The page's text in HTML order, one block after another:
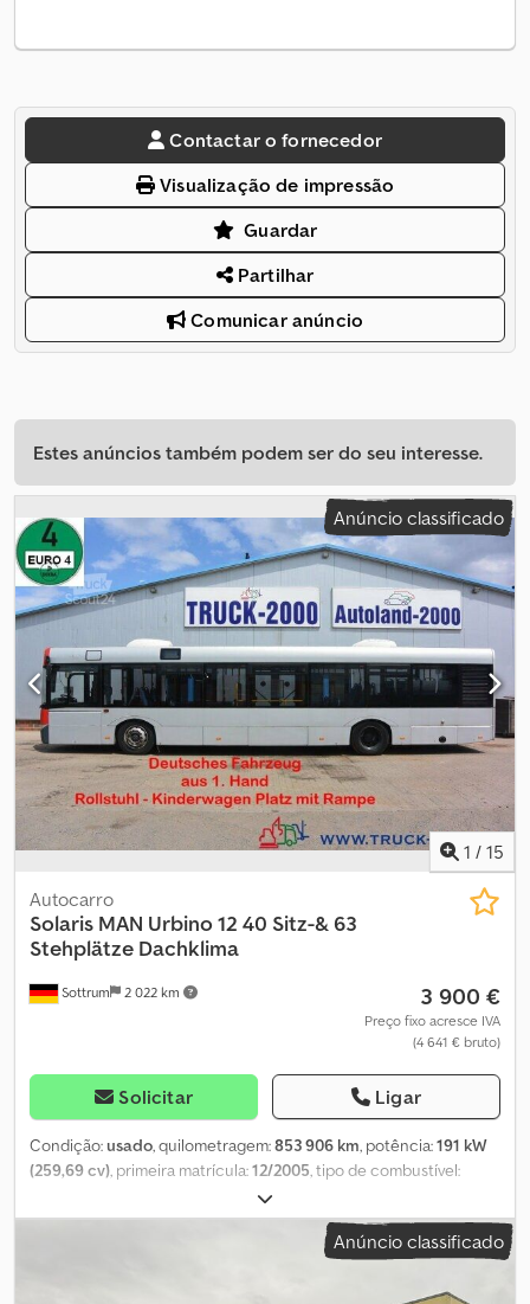
Contactar o fornecedor
Visualização de impressão
Guardar
Partilhar
Comunicar anúncio
Estes anúncios também podem ser do seu interesse.
Anúncio classificado
1 / 15
Sottrum 2 022 km
Autocarro
Solaris MAN Urbino 12 40 Sitz-& 63
Stehplätze Dachklima
3 900 €
Preço fixo acresce IVA
(4 641 € bruto)
Solicitar Ligar
Condição:usado, quilometragem:853 906 km, potência:191 kW
(259,69 cv) , primeira matrícula:12/2005 , tipo de combustível:
, tipo de engrenagem:
configuração de eixo:4x2, peso em vazio:11 700 kg, peso máximo
, classe de emissão:Euro
ABS, aquecedor
Anúncio classificado